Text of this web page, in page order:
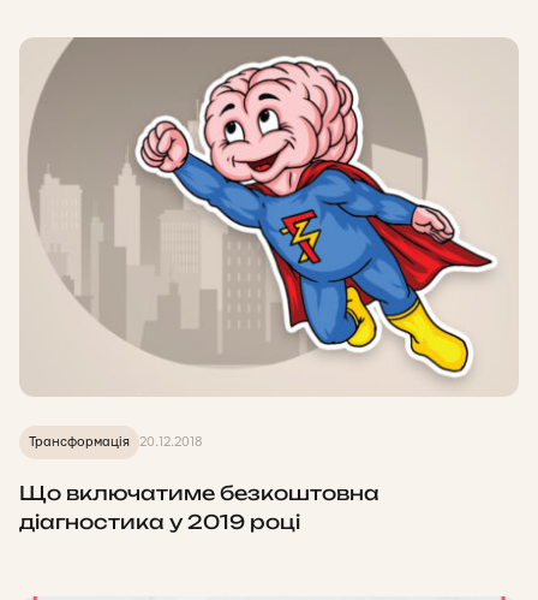
Трансформація 20.12.2018
Що включатиме безкоштовна
діагностика у 2019 році